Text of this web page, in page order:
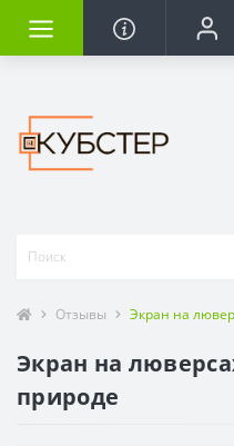
Отзывы Экран на
Экран на
природе